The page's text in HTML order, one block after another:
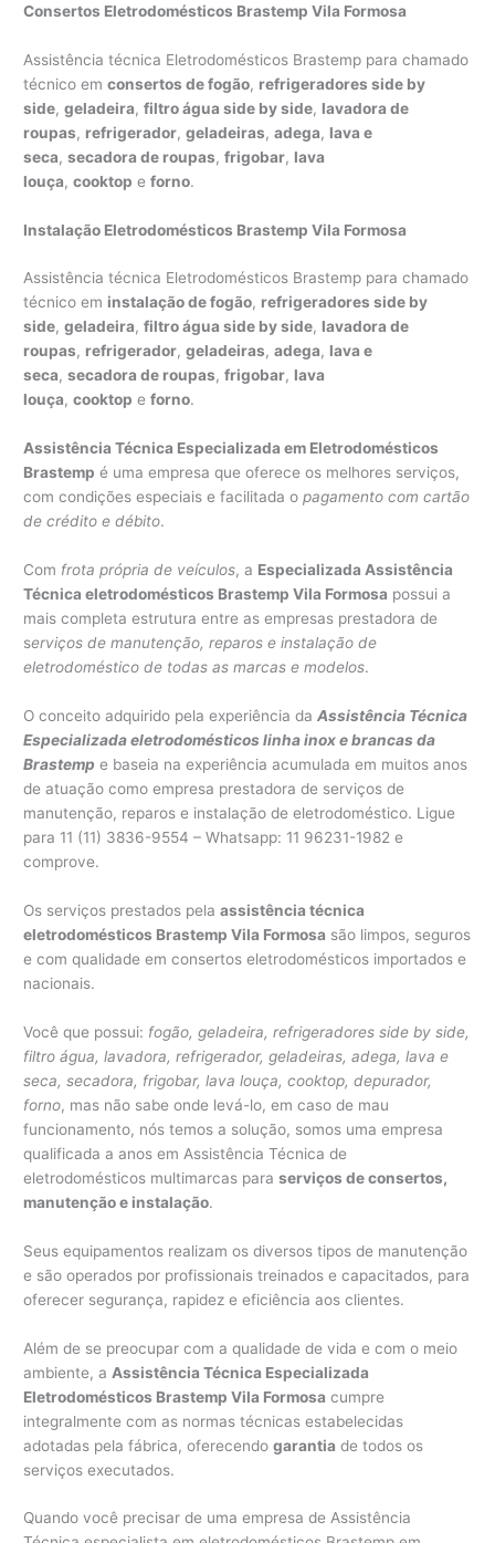
Consertos Eletrodomésticos Brastemp Vila Formosa
Assistência técnica Eletrodomésticos Brastemp para chamado
técnico emconsertos de fogão, refrigeradores side by
side,geladeira,filtro água side by side, lavadora de
roupas, refrigerador,geladeiras,adega, lava e
seca,secadora de roupas,frigobar, lava
louça,cooktop eforno.
Instalação Eletrodomésticos Brastemp Vila Formosa
Assistência técnica Eletrodomésticos Brastemp para chamado
técnico em instalação de fogão, refrigeradores side by
side,geladeira,filtro água side by side, lavadora de
roupas, refrigerador,geladeiras,adega, lava e
seca,secadora de roupas,frigobar, lava
louça,cooktop eforno.
Assistência Técnica Especializada em Eletrodomésticos
Brastemp é uma empresa que oferece os melhores serviços,
com condições especiais e facilitada opagamento com cartão
de crédito e débito.
Com frota própria de veículos, a Especializada Assistência
Técnica eletrodomésticos Brastemp Vila Formosa possui a
mais completa estrutura entre as empresas prestadora de
serviços de manutenção, reparos e instalação de
eletrodoméstico de todas as marcas e modelos.
O conceito adquirido pela experiência daAssistência Técnica
Especializada eletrodomésticos linha inox e brancas da
Brastemp e baseia na experiência acumulada em muitos anos
de atuação como empresa prestadora de serviços de
manutenção, reparos e instalação de eletrodoméstico. Ligue
para 11 (11) 3836-9554 – Whatsapp: 11 96231-1982 e
comprove.
Os serviços prestados pelaassistência técnica
eletrodomésticos Brastemp Vila Formosa são limpos, seguros
e com qualidade em consertos eletrodomésticos importados e
nacionais.
Você que possui: fogão, geladeira, refrigeradores side by side,
filtro água, lavadora, refrigerador, geladeiras, adega, lava e
seca, secadora, frigobar, lava louça, cooktop, depurador,
forno, mas não sabe onde levá-lo, em caso de mau
funcionamento, nós temos a solução, somos uma empresa
qualificada a anos em Assistência Técnica de
eletrodomésticos multimarcas paraserviços de consertos,
manutenção e instalação.
Seus equipamentos realizam os diversos tipos de manutenção
e são operados por profissionais treinados e capacitados, para
oferecer segurança, rapidez e eficiência aos clientes.
Além de se preocupar com a qualidade de vida e com o meio
ambiente, a Assistência Técnica Especializada
Eletrodomésticos Brastemp Vila Formosa cumpre
integralmente com as normas técnicas estabelecidas
adotadas pela fábrica, oferecendogarantia de todos os
serviços executados.
Quando você precisar de uma empresa de Assistência